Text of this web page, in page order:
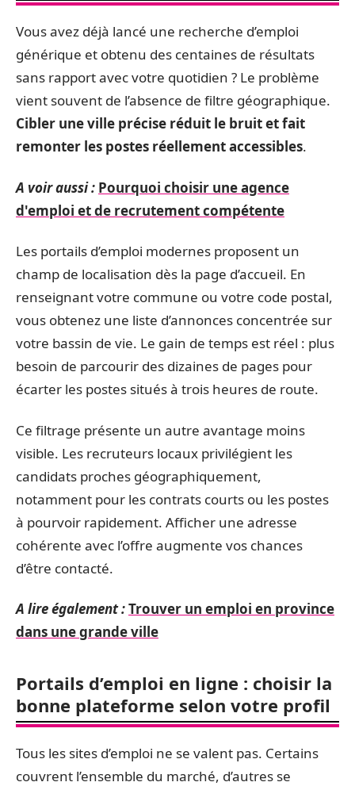
Vous avez déjà lancé une recherche d’emploi
générique et obtenu des centaines de résultats
sans rapport avec votre quotidien ? Le problème
vient souvent de l’absence de filtre géographique.
Cibler une ville précise réduit le bruit et fait
remonter les postes réellement accessibles.
A voir aussi : Pourquoi choisir une agence
d'emploi et de recrutement compétente
Les portails d’emploi modernes proposent un
champ de localisation dès la page d’accueil. En
renseignant votre commune ou votre code postal,
vous obtenez une liste d’annonces concentrée sur
votre bassin de vie. Le gain de temps est réel : plus
besoin de parcourir des dizaines de pages pour
écarter les postes situés à trois heures de route.
Ce filtrage présente un autre avantage moins
visible. Les recruteurs locaux privilégient les
candidats proches géographiquement,
notamment pour les contrats courts ou les postes
à pourvoir rapidement. Afficher une adresse
cohérente avec l’offre augmente vos chances
d’être contacté.
A lire également :Trouver un emploi en province
dans une grande ville
Portails d’emploi en ligne : choisir la
bonne plateforme selon votre profil
Tous les sites d’emploi ne se valent pas. Certains
couvrent l’ensemble du marché, d’autres se